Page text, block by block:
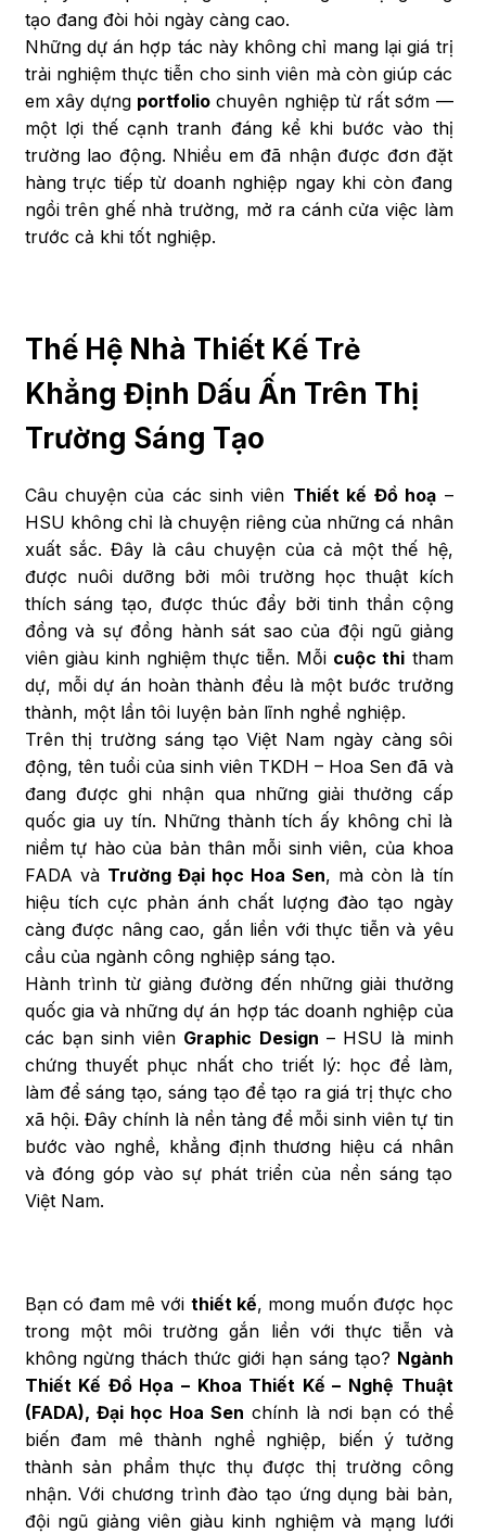
tạo đang đòi hỏi ngày càng cao.
Những dự án hợp tác này không chỉ mang lại giá trị
trải nghiệm thực tiễn cho sinh viên mà còn giúp các
em xây dựng portfolio chuyên nghiệp từ rất sớm —
một lợi thế cạnh tranh đáng kể khi bước vào thị
trường lao động. Nhiều em đã nhận được đơn đặt
hàng trực tiếp từ doanh nghiệp ngay khi còn đang
ngồi trên ghế nhà trường, mở ra cánh cửa việc làm
trước cả khi tốt nghiệp.
Thế Hệ Nhà Thiết Kế Trẻ
Khẳng Định Dấu Ấn Trên Thị
Trường Sáng Tạo
Câu chuyện của các sinh viên Thiết kế Đồ hoạ –
HSU không chỉ là chuyện riêng của những cá nhân
xuất sắc. Đây là câu chuyện của cả một thế hệ,
được nuôi dưỡng bởi môi trường học thuật kích
thích sáng tạo, được thúc đẩy bởi tinh thần cộng
đồng và sự đồng hành sát sao của đội ngũ giảng
viên giàu kinh nghiệm thực tiễn. Mỗi cuộc thi tham
dự, mỗi dự án hoàn thành đều là một bước trưởng
thành, một lần tôi luyện bản lĩnh nghề nghiệp.
Trên thị trường sáng tạo Việt Nam ngày càng sôi
động, tên tuổi của sinh viên TKDH – Hoa Sen đã và
đang được ghi nhận qua những giải thưởng cấp
quốc gia uy tín. Những thành tích ấy không chỉ là
niềm tự hào của bản thân mỗi sinh viên, của khoa
FADA và Trường Đại học Hoa Sen, mà còn là tín
hiệu tích cực phản ánh chất lượng đào tạo ngày
càng được nâng cao, gắn liền với thực tiễn và yêu
cầu của ngành công nghiệp sáng tạo.
Hành trình từ giảng đường đến những giải thưởng
quốc gia và những dự án hợp tác doanh nghiệp của
các bạn sinh viên Graphic Design – HSU là minh
chứng thuyết phục nhất cho triết lý: học để làm,
làm để sáng tạo, sáng tạo để tạo ra giá trị thực cho
xã hội. Đây chính là nền tảng để mỗi sinh viên tự tin
bước vào nghề, khẳng định thương hiệu cá nhân
và đóng góp vào sự phát triển của nền sáng tạo
Việt Nam.
Bạn có đam mê với thiết kế, mong muốn được học
trong một môi trường gắn liền với thực tiễn và
không ngừng thách thức giới hạn sáng tạo? Ngành
Thiết Kế Đồ Họa – Khoa Thiết Kế – Nghệ Thuật
(FADA), Đại học Hoa Sen chính là nơi bạn có thể
biến đam mê thành nghề nghiệp, biến ý tưởng
thành sản phẩm thực thụ được thị trường công
nhận. Với chương trình đào tạo ứng dụng bài bản,
đội ngũ giảng viên giàu kinh nghiệm và mạng lưới